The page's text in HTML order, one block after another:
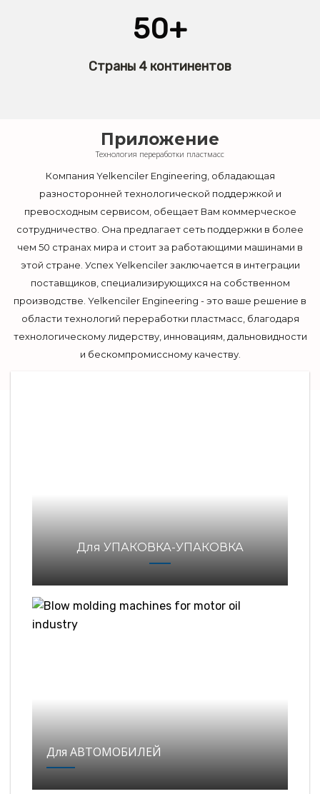
50+
Страны 4 континентов
Приложение
Технология переработки пластмасс
Компания Yelkenciler Engineering, обладающая
разносторонней технологической поддержкой и
превосходным сервисом, обещает Вам коммерческое
сотрудничество. Она предлагает сеть поддержки в более
чем 50 странах мира и стоит за работающими машинами в
этой стране. Успех Yelkenciler заключается в интеграции
поставщиков, специализирующихся на собственном
производстве. Yelkenciler Engineering - это ваше решение в
области технологий переработки пластмасс, благодаря
технологическому лидерству, инновациям, дальновидности
и бескомпромиссному качеству.
Для УПАКОВКА-УПАКОВКА
Для АВТОМОБИЛЕЙ